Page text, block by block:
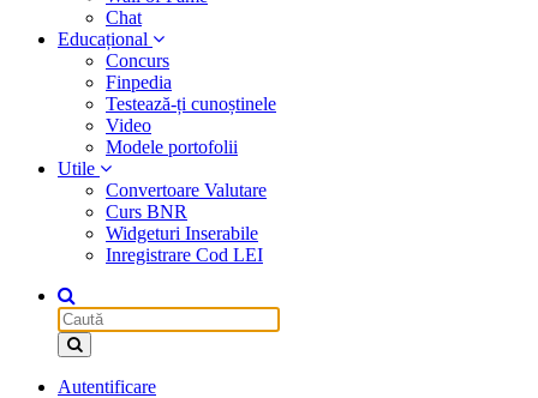
Chat
Educațional
Concurs
Finpedia
Testează-ți cunoștinele
Video
Modele portofolii
Utile
Convertoare Valutare
Curs BNR
Widgeturi Inserabile
Inregistrare Cod LEI
Autentificare